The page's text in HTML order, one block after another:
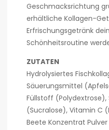
Geschmacksrichtung
erhältliche Kollagen-
Erfrischungsgetränk
Schönheitsroutine
ZUTATEN
Hydrolysiertes
Säuerungsmittel
Füllstoff
(Sucralose), Vitamin C
Beete Konzentrat